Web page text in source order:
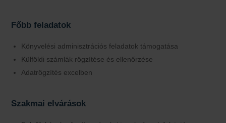
Főbb feladatok
Könyvelési adminisztrációs feladatok támogatása
Külföldi számlák rögzítése és ellenőrzése
Adatrögzítés excelben
Szakmai elvárások